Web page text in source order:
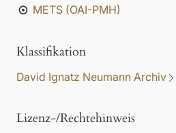
METS (OAI-PMH)
Klassifikation
David Ignatz Neumann Archiv
Lizenz-/Rechtehinweis